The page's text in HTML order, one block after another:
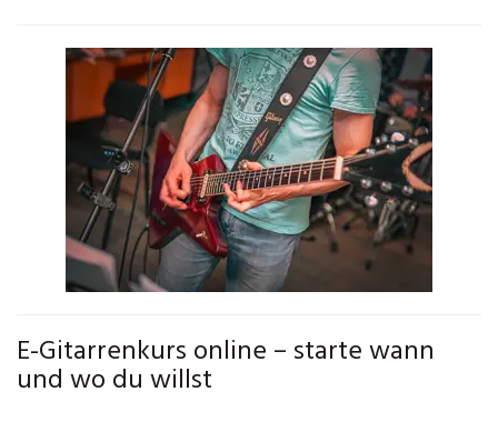
E-Gitarrenkurs online – starte wann
und wo du willst